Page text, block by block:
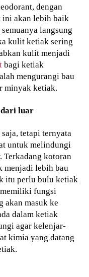
dengan
ini akan lebih baik
langsung
kulit ketiak sering
kulit menjadi
bagi ketiak
mengurangi bau
minyak ketiak.
luar
tetapi ternyata
untuk melindungi
Terkadang kotoran
menjadi lebih bau
itu perlu bulu ketiak
fungsi
akan masuk ke
dalam ketiak
agar kelenjar-
kimia yang datang